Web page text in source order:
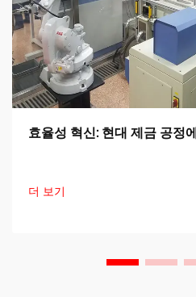
효율성 혁신: 현대 제금 공정
더 보기